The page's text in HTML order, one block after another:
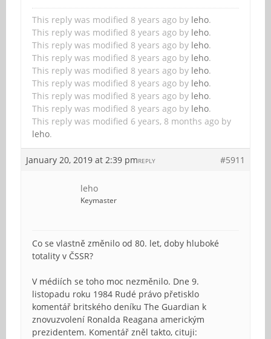
This reply was modified 8 years ago by leho.
This reply was modified 8 years ago by leho.
This reply was modified 8 years ago by leho.
This reply was modified 8 years ago by leho.
This reply was modified 8 years ago by leho.
This reply was modified 8 years ago by leho.
This reply was modified 8 years ago by leho.
This reply was modified 8 years ago by leho.
This reply was modified 6 years, 8 months ago by
leho.
January 20, 2019 at 2:39 pm #5911
REPLY
leho
Keymaster
Co se vlastně změnilo od 80. let, doby hluboké
totality v ČSSR?
V médiích se toho moc nezměnilo. Dne 9.
listopadu roku 1984 Rudé právo přetisklo
komentář britského deníku The Guardian k
znovuzvolení Ronalda Reagana americkým
prezidentem. Komentář zněl takto, cituji: